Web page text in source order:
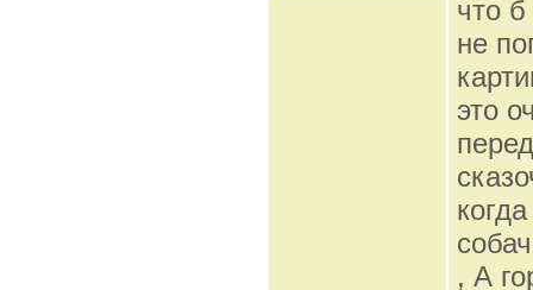
что
не
это
, А